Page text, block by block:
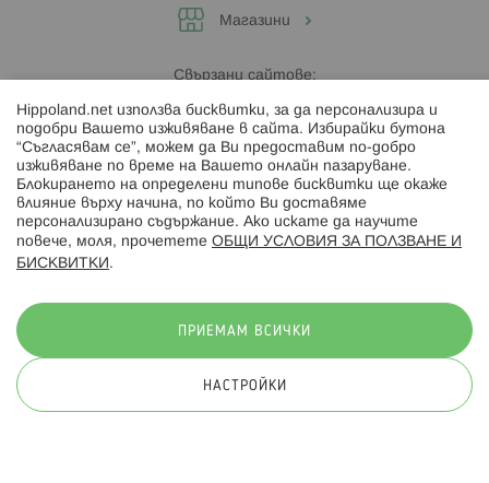
Магазини
Свързани сайтове:
Hippoland.ro
Последвайте ни:
© 2026 Hippoland.net. Всички права запазени
Hippoland.net използва бисквитки, за да персонализира и
подобри Вашето изживяване в сайта. Избирайки бутона
“Съгласявам се”, можем да Ви предоставим по-добро
изживяване по време на Вашето онлайн пазаруване.
Блокирането на определени типове бисквитки ще окаже
влияние върху начина, по който Ви доставяме
персонализирано съдържание. Ако искате да научите
повече, моля, прочетете ОБЩИ УСЛОВИЯ ЗА ПОЛЗВАНЕ И
БИСКВИТКИ .
ПРИЕМАМ ВСИЧКИ
НАСТРОЙКИ